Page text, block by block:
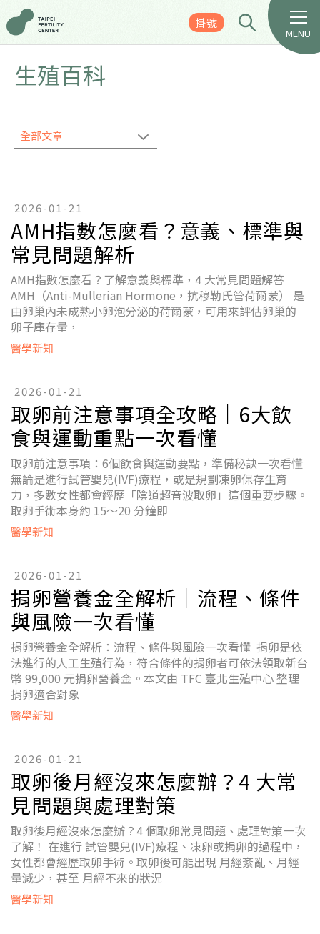
掛號
MENU
生殖百科
全部文章
2026-01-21
AMH指數怎麼看？意義、標準與
常見問題解析
AMH指數怎麼看？了解意義與標準，4 大常見問題解答
AMH（Anti-Mullerian Hormone，抗穆勒氏管荷爾蒙） 是
由卵巢內未成熟小卵泡分泌的荷爾蒙，可用來評估卵巢的
卵子庫存量，
醫學新知
2026-01-21
取卵前注意事項全攻略｜6大飲
食與運動重點一次看懂
取卵前注意事項：6個飲食與運動要點，準備秘訣一次看懂
無論是進行試管嬰兒(IVF)療程，或是規劃凍卵保存生育
力，多數女性都會經歷「陰道超音波取卵」這個重要步驟。
取卵手術本身約 15～20 分鐘即
醫學新知
2026-01-21
捐卵營養金全解析｜流程、條件
與風險一次看懂
捐卵營養金全解析：流程、條件與風險一次看懂 捐卵是依
法進行的人工生殖行為，符合條件的捐卵者可依法領取新台
幣 99,000 元捐卵營養金。本文由 TFC 臺北生殖中心 整理
捐卵適合對象
醫學新知
2026-01-21
取卵後月經沒來怎麼辦？4 大常
見問題與處理對策
取卵後月經沒來怎麼辦？4 個取卵常見問題、處理對策一次
了解！ 在進行 試管嬰兒(IVF)療程、凍卵或捐卵的過程中，
女性都會經歷取卵手術。取卵後可能出現 月經紊亂、月經
量減少，甚至 月經不來的狀況
醫學新知